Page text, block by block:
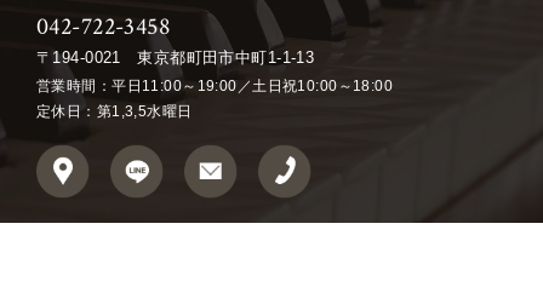
042-722-3458
〒194-0021東京都町田市中町1-1-13
営業時間：平日11:00～19:00／土日祝10:00～18:00
定休日：第1,3,5水曜日